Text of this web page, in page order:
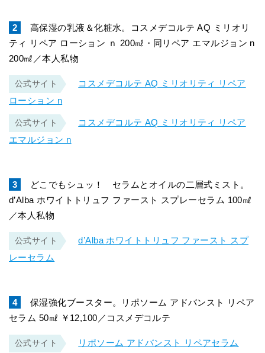
2
高保湿の乳液＆化粧水。コスメデコルテ AQ ミリオリ
ティ リペア ローション ｎ 200㎖・同リペア エマルジョン n
200㎖／本人私物
公式サイト
コスメデコルテ AQ ミリオリティ リペア
ローション n
公式サイト
コスメデコルテ AQ ミリオリティ リペア
エマルジョン n
3
どこでもシュッ！ セラムとオイルの二層式ミスト。
d’Alba ホワイトトリュフ ファースト スプレーセラム 100㎖
／本人私物
公式サイト
d’Alba ホワイトトリュフ ファースト スプ
レーセラム
4
保湿強化ブースター。リポソーム アドバンスト リペア
セラム 50㎖ ￥12,100／コスメデコルテ
公式サイト リポソーム アドバンスト リペアセラム